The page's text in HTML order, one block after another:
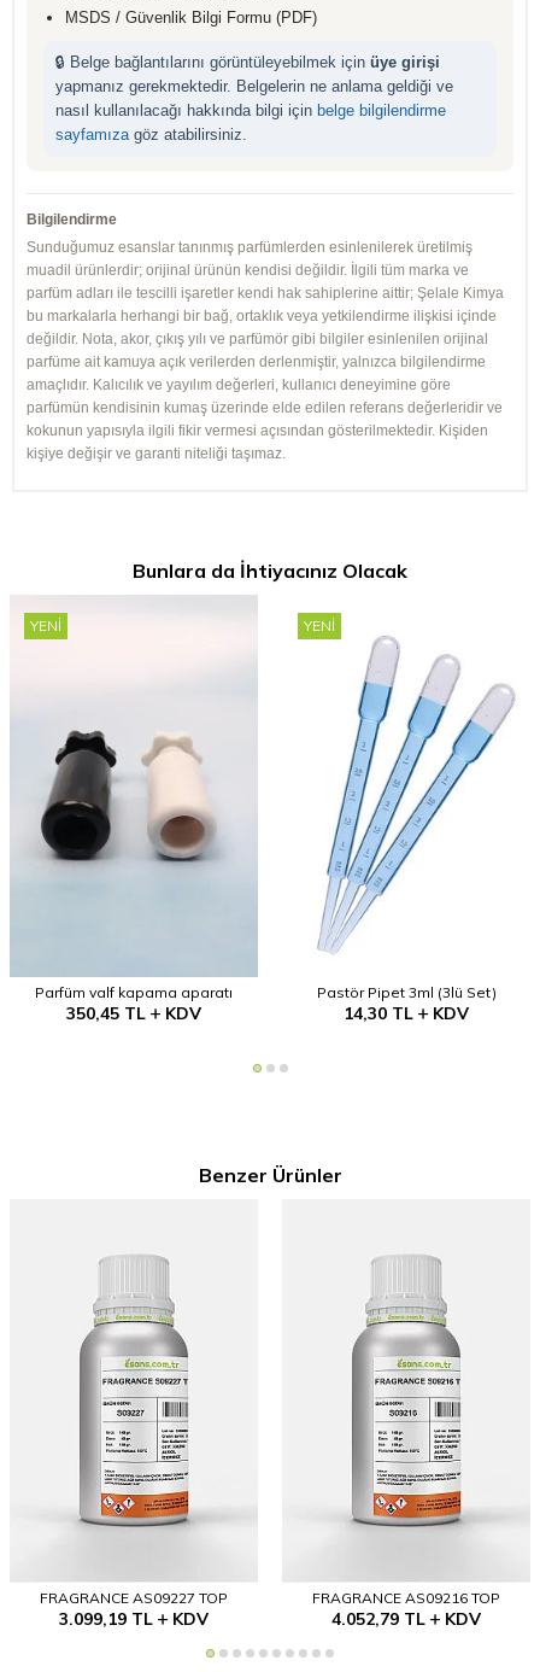
MSDS / Güvenlik Bilgi Formu (PDF)
🔒 Belge bağlantılarını görüntüleyebilmek için üye girişi
yapmanız gerekmektedir. Belgelerin ne anlama geldiği ve
nasıl kullanılacağı hakkında bilgi için belge bilgilendirme
sayfamızagöz atabilirsiniz.
Bilgilendirme
Sunduğumuz esanslar tanınmış parfümlerden esinlenilerek üretilmiş
muadil ürünlerdir; orijinal ürünün kendisi değildir. İlgili tüm marka ve
parfüm adları ile tescilli işaretler kendi hak sahiplerine aittir; Şelale Kimya
bu markalarla herhangi bir bağ, ortaklık veya yetkilendirme ilişkisi içinde
değildir. Nota, akor, çıkış yılı ve parfümör gibi bilgiler esinlenilen orijinal
parfüme ait kamuya açık verilerden derlenmiştir, yalnızca bilgilendirme
amaçlıdır. Kalıcılık ve yayılım değerleri, kullanıcı deneyimine göre
parfümün kendisinin kumaş üzerinde elde edilen referans değerleridir ve
kokunun yapısıyla ilgili fikir vermesi açısından gösterilmektedir. Kişiden
kişiye değişir ve garanti niteliği taşımaz.
Bunlara da İhtiyacınız Olacak
YENI
Parfüm valf kapama aparatı
350,45TL KDV
YENI
Pastör Pipet 3ml (3lü Set)
14,30 TL KDV
Benzer Ürünler
FRAGRANCE AS09227 TOP
3.099,19TL KDV
FRAGRANCE AS09216 TOP
4.052,79 TL KDV